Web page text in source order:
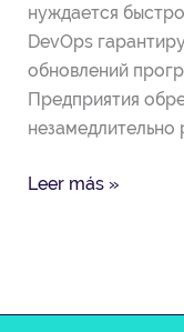
нуждается
DevOps
обновлений
Предприятия
незамедлительно
Leer más »